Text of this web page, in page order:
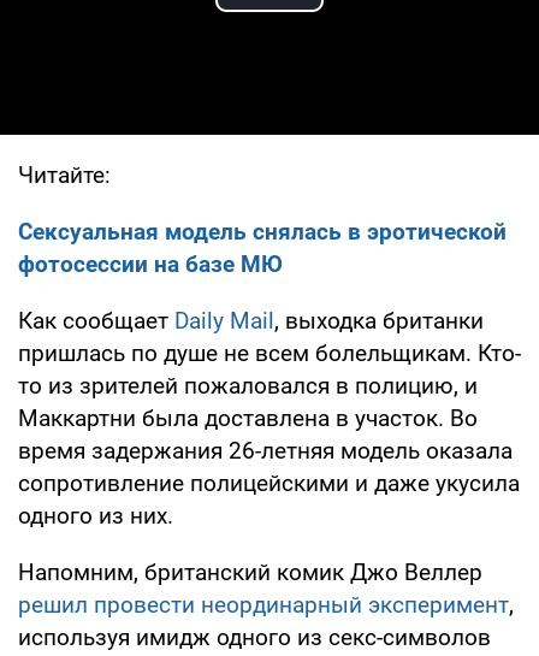
Play Video
Читайте:
Сексуальная модель снялась в эротической
фотосессии на базе МЮ
Как сообщает Daily Mail, выходка британки
пришлась по душе не всем болельщикам. Кто-
то из зрителей пожаловался в полицию, и
Маккартни была доставлена в участок. Во
время задержания 26-летняя модель оказала
сопротивление полицейскими и даже укусила
одного из них.
Напомним, британский комик Джо Веллер
решил провести неординарный эксперимент,
используя имидж одного из секс-символов